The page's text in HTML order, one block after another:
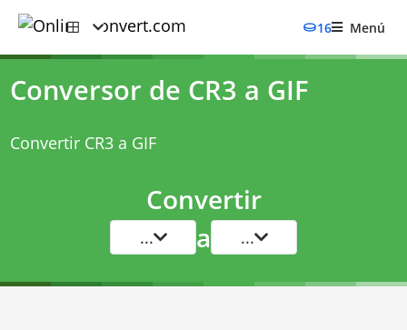
16 Menú
Conversor de CR3 a GIF
Convertir CR3 a GIF
Convertir
... a ...